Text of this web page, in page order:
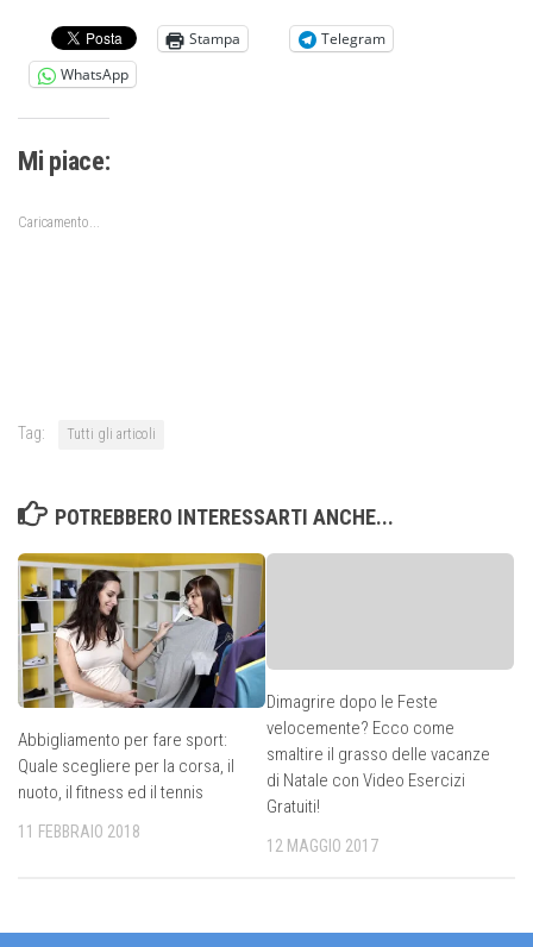
Stampa
Telegram
WhatsApp
Mi piace:
Caricamento...
Tag: Tutti gli articoli
POTREBBERO INTERESSARTI ANCHE...
Abbigliamento per fare sport:
Quale scegliere per la corsa, il
nuoto, il fitness ed il tennis
11 FEBBRAIO 2018
Dimagrire dopo le Feste
velocemente? Ecco come
smaltire il grasso delle vacanze
di Natale con Video Esercizi
Gratuiti!
12 MAGGIO 2017